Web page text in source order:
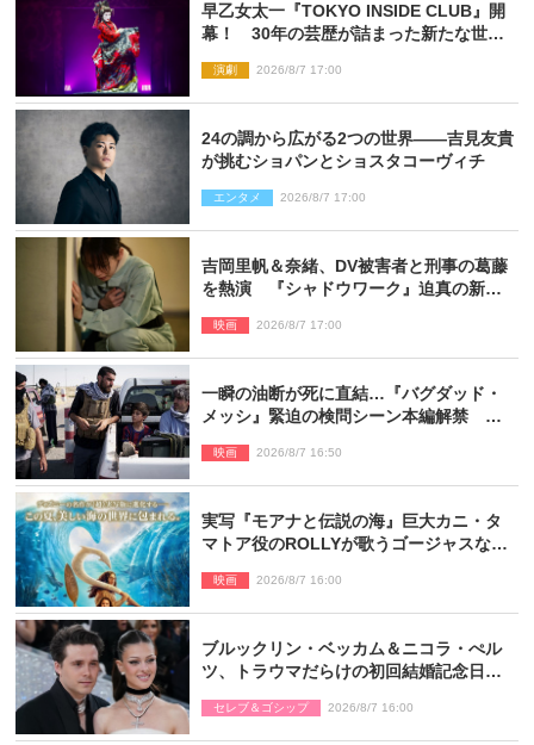
早乙女太一『TOKYO INSIDE CLUB』開
幕！ 30年の芸歴が詰まった新たな世界
演劇 2026/8/7 17:00
24の調から広がる2つの世界――吉見友貴
が挑むショパンとショスタコーヴィチ
エンタメ 2026/8/7 17:00
吉岡里帆＆奈緒、DV被害者と刑事の葛藤
を熱演 『シャドウワーク』迫真の新場
映画 2026/8/7 17:00
一瞬の油断が死に直結…『バグダッド・
メッシ』緊迫の検問シーン本編解禁 監
映画 2026/8/7 16:50
実写『モアナと伝説の海』巨大カニ・タ
マトア役のROLLYが歌うゴージャスな劇
映画 2026/8/7 16:00
ブルックリン・ベッカム＆ニコラ・ぺル
ツ、トラウマだらけの初回結婚記念日は
セレブ＆ゴシップ 2026/8/7 16:00